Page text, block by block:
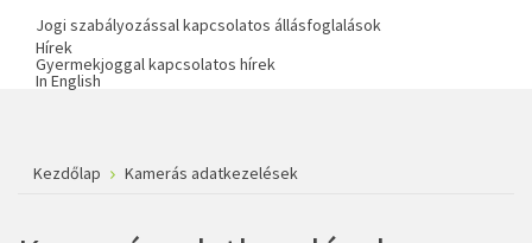
Jogi szabályozással kapcsolatos állásfoglalások
Hírek
Gyermekjoggal kapcsolatos hírek
In English
Kezdőlap Kamerás adatkezelések